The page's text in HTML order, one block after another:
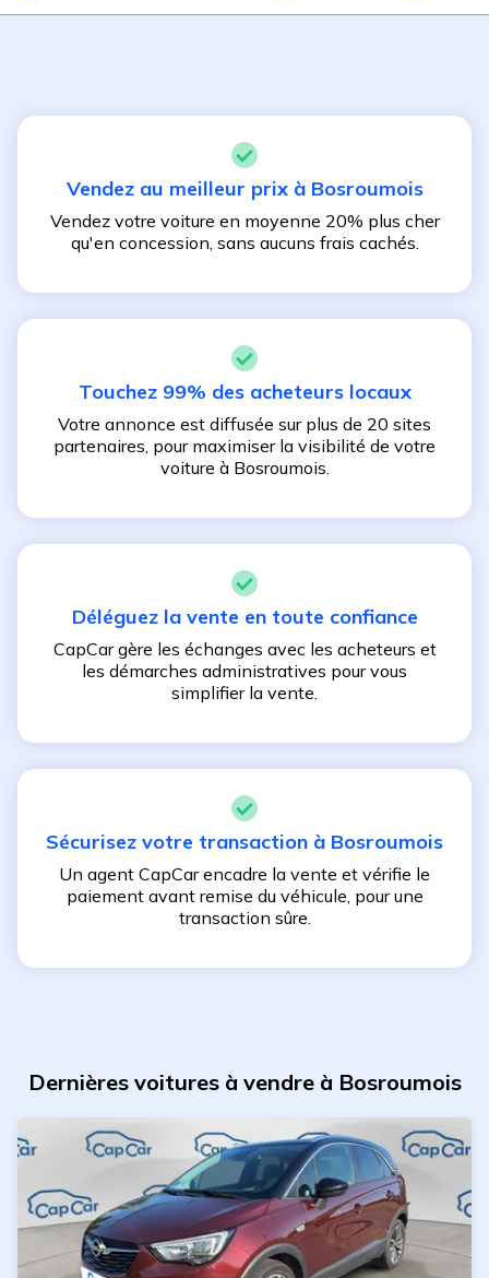
Vendez au meilleur prix à Bosroumois
Vendez votre voiture en moyenne 20% plus cher
qu'en concession, sans aucuns frais cachés.
Touchez 99% des acheteurs locaux
Votre annonce est diffusée sur plus de 20 sites
partenaires, pour maximiser la visibilité de votre
voiture à Bosroumois.
Déléguez la vente en toute confiance
CapCar gère les échanges avec les acheteurs et
les démarches administratives pour vous
simplifier la vente.
Sécurisez votre transaction à Bosroumois
Un agent CapCar encadre la vente et vérifie le
paiement avant remise du véhicule, pour une
transaction sûre.
Dernières voitures à vendre à Bosroumois